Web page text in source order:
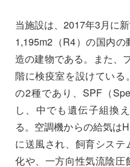
当施設は、2017年3月に
1,195m2（R4）の国内
造の建物である。また、
階に検疫室を設けている
の2種であり、SPF（
し、中でも遺伝子組換
る。空調機からの給気は
に送風され、飼育シス
化や、一方向性気流陰